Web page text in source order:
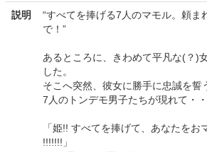
説明
“すべてを捧げる7人のマモル。頼ま
で！”
あるところに、きわめて平凡な(？)
した。
そこへ突然、彼女に勝手に忠誠を誓
7人のトンデモ男子たちが現れて・・
「姫!! すべてを捧げて、あなたをお
!!!!!!!」